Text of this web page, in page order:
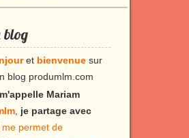
blog
et bienvenue sur
blog produmlm.com
Mariam
je partage avec
permet de